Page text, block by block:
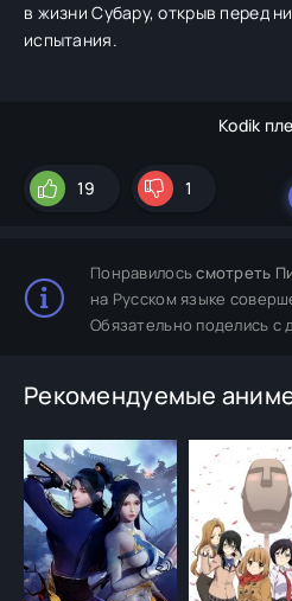
в жизни Субару, открыв перед
испытания.
Kodik
19 1
Понравилосьсмотреть
на Русском языке
Обязательно поделись с
Рекомендуемые